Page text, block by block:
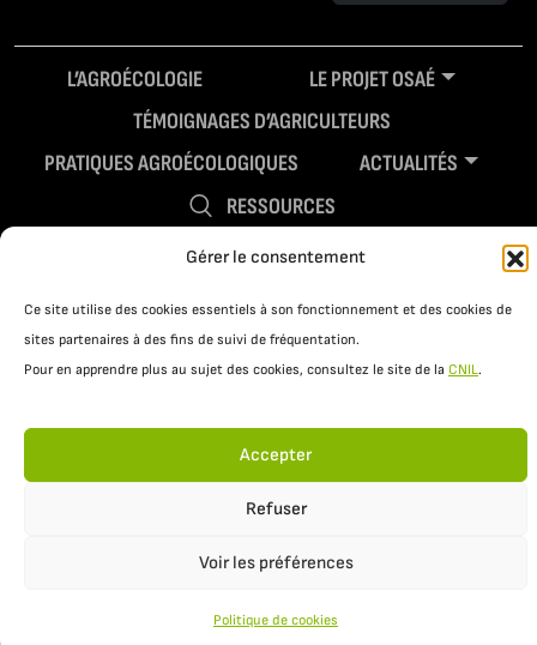
Gérer le consentement
Ce site utilise des cookies essentiels à son fonctionnement et des cookies de
sites partenaires à des fins de suivi de fréquentation.
Pour en apprendre plus au sujet des cookies, consultez le site de la CNIL.
Accepter
Refuser
Voir les préférences
Politique de cookies
L’AGROÉCOLOGIE
LE PROJET OSAÉ
TÉMOIGNAGES D’AGRICULTEURS
PRATIQUES AGROÉCOLOGIQUES
ACTUALITÉS
RESSOURCES
Politique de confidentialité